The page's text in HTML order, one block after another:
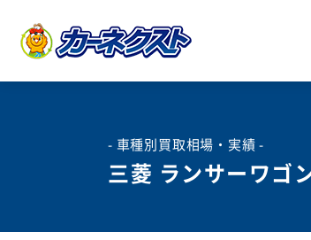
- 車種別買取相場・実績 -
三菱 ランサーワゴ